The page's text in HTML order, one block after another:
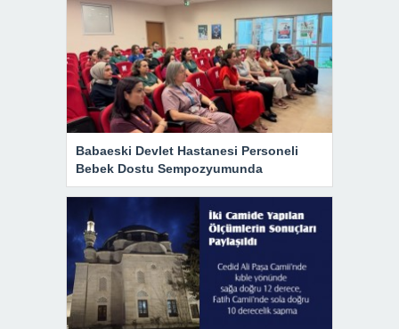
Babaeski Devlet Hastanesi Personeli
Bebek Dostu Sempozyumunda